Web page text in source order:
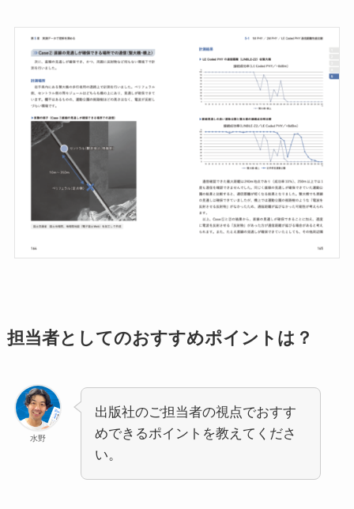
担当者としてのおすすめポイントは？
水野
出版社のご担当者の視点でおすす
めできるポイントを教えてくださ
い。